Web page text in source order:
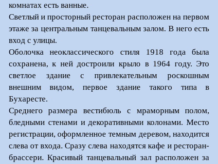
комнатах есть ванные.
Светлый и просторный ресторан расположен на первом
этаже за центральным танцевальным залом. В него есть
вход с улицы.
Оболочка неоклассического стиля 1918 года была
сохранена, к ней достроили крыло в 1964 году. Это
светлое здание с привлекательным роскошным
внешним видом, первое здание такого типа в
Бухаресте.
Среднего размера вестибюль с мраморным полом,
бледными стенами и декоративными колонами. Место
регистрации, оформленное темным деревом, находится
слева от входа. Сразу слева находятся кафе и ресторан-
брассери. Красивый танцевальный зал расположен за